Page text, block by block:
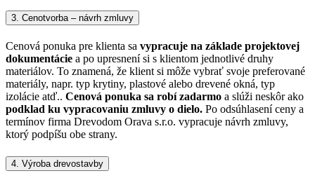
3. Cenotvorba – návrh zmluvy
Cenová ponuka pre klienta sa vypracuje na základe projektovej
dokumentácie a po upresnení si s klientom jednotlivé druhy
materiálov. To znamená, že klient si môže vybrať svoje preferované
materiály, napr. typ krytiny, plastové alebo drevené okná, typ
izolácie atď.. Cenová ponuka sa robí zadarmo a slúži neskôr ako
podklad ku vypracovaniu zmluvy o dielo. Po odsúhlasení ceny a
termínov firma Drevodom Orava s.r.o. vypracuje návrh zmluvy,
ktorý podpíšu obe strany.
4. Výroba drevostavby